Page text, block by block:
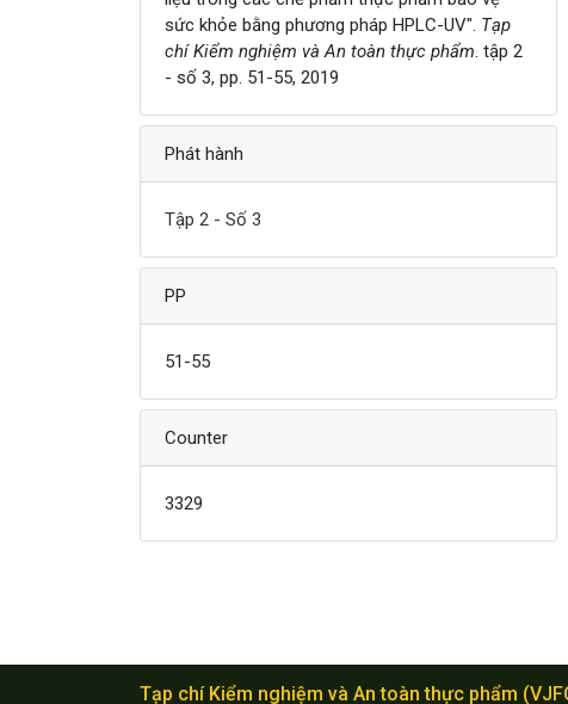
sức khỏe bằng phương pháp HPLC-UV". Tạp
chí Kiểm nghiệm và An toàn thực phẩm. tập 2
- số 3, pp. 51-55, 2019
Phát hành
Tập 2 - Số 3
PP
51-55
Counter
3329
Tạp chí Kiểm nghiệm và An toàn thực phẩm